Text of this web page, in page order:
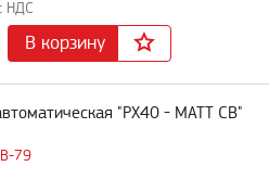
В корзину
79
"PX40 - MATT CB"